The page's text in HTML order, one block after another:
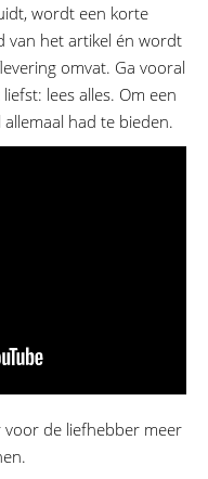
wordt een korte
van het artikel én wordt
omvat. Ga vooral
lees alles. Om een
had te bieden.
voor de liefhebber meer